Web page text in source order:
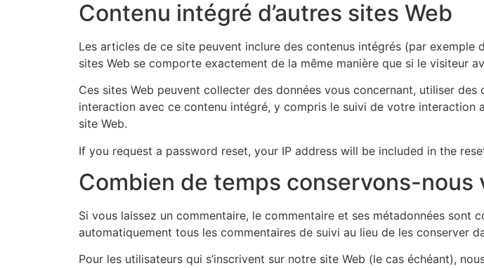
Contenu intégré d’autres sites Web
Les articles de ce site peuvent inclure des contenus intégrés (par exemple
sites Web se comporte exactement de la même manière que si le visiteur
Ces sites Web peuvent collecter des données vous concernant, utiliser
interaction avec ce contenu intégré, y compris le suivi de votre
site Web.
If you request a password reset, your IP address will be included in the
Combien de temps conservons-nous
Si vous laissez un commentaire, le commentaire et ses métadonnées sont
automatiquement tous les commentaires de suivi au lieu de les conserver
Pour les utilisateurs qui s’inscrivent sur notre site Web (le cas échéant),